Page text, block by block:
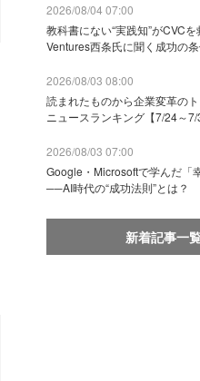
2026/08/04 07:00
教科書にない“実践知”がCVC
Ventures西条氏に聞く成功の
2026/08/03 08:00
読まれたものから企業変革の
ニュースランキング【7/24～7/
2026/08/03 07:00
Google・Microsoftで学んだ「
──AI時代の“成功法則”とは？
新着記事一